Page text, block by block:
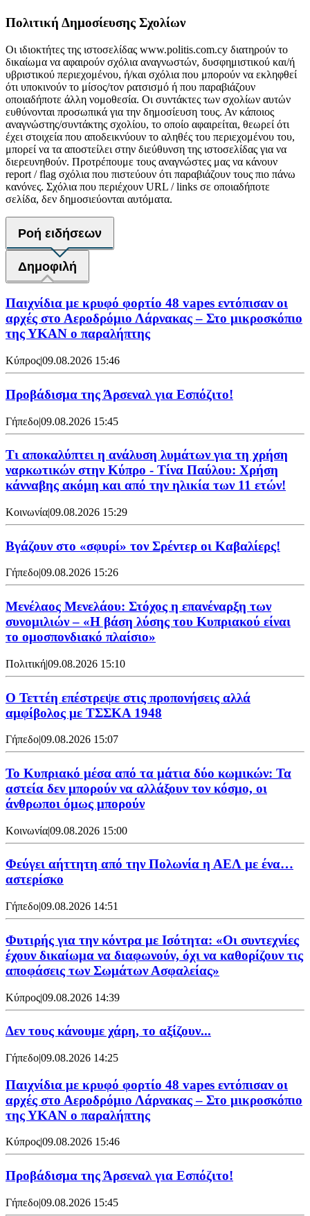
Πολιτική Δημοσίευσης Σχολίων
Οι ιδιοκτήτες της ιστοσελίδας www.politis.com.cy διατηρούν το
δικαίωμα να αφαιρούν σχόλια αναγνωστών, δυσφημιστικού και/ή
υβριστικού περιεχομένου, ή/και σχόλια που μπορούν να εκληφθεί
ότι υποκινούν το μίσος/τον ρατσισμό ή που παραβιάζουν
οποιαδήποτε άλλη νομοθεσία. Οι συντάκτες των σχολίων αυτών
ευθύνονται προσωπικά για την δημοσίευση τους. Αν κάποιος
αναγνώστης/συντάκτης σχολίου, το οποίο αφαιρείται, θεωρεί ότι
έχει στοιχεία που αποδεικνύουν το αληθές του περιεχομένου του,
μπορεί να τα αποστείλει στην διεύθυνση της ιστοσελίδας για να
διερευνηθούν. Προτρέπουμε τους αναγνώστες μας να κάνουν
report / flag σχόλια που πιστεύουν ότι παραβιάζουν τους πιο πάνω
κανόνες. Σχόλια που περιέχουν URL / links σε οποιαδήποτε
σελίδα, δεν δημοσιεύονται αυτόματα.
Ροή ειδήσεων
Δημοφιλή
Παιχνίδια με κρυφό φορτίο 48 vapes εντόπισαν οι
αρχές στο Αεροδρόμιο Λάρνακας – Στο μικροσκόπιο
της ΥΚΑΝ ο παραλήπτης
Κύπρος|09.08.2026 15:46
Προβάδισμα της Άρσεναλ για Εσπόζιτο!
Γήπεδο|09.08.2026 15:45
Τι αποκαλύπτει η ανάλυση λυμάτων για τη χρήση
ναρκωτικών στην Κύπρο - Τίνα Παύλου: Χρήση
κάνναβης ακόμη και από την ηλικία των 11 ετών!
Κοινωνία|09.08.2026 15:29
Bγάζουν στο «σφυρί» τον Σρέντερ οι Καβαλίερς!
Γήπεδο|09.08.2026 15:26
Μενέλαος Μενελάου: Στόχος η επανέναρξη των
συνομιλιών – «Η βάση λύσης του Κυπριακού είναι
το ομοσπονδιακό πλαίσιο»
Πολιτική|09.08.2026 15:10
Ο Τεττέη επέστρεψε στις προπονήσεις αλλά
αμφίβολος με ΤΣΣΚΑ 1948
Γήπεδο|09.08.2026 15:07
Το Κυπριακό μέσα από τα μάτια δύο κωμικών: Τα
αστεία δεν μπορούν να αλλάξουν τον κόσμο, οι
άνθρωποι όμως μπορούν
Κοινωνία|09.08.2026 15:00
Φεύγει αήττητη από την Πολωνία η ΑΕΛ με ένα…
αστερίσκο
Γήπεδο|09.08.2026 14:51
Φυτιρής για την κόντρα με Ισότητα: «Οι συντεχνίες
έχουν δικαίωμα να διαφωνούν, όχι να καθορίζουν τις
αποφάσεις των Σωμάτων Ασφαλείας»
Κύπρος|09.08.2026 14:39
Δεν τους κάνουμε χάρη, το αξίζουν...
Γήπεδο|09.08.2026 14:25
Παιχνίδια με κρυφό φορτίο 48 vapes εντόπισαν οι
αρχές στο Αεροδρόμιο Λάρνακας – Στο μικροσκόπιο
της ΥΚΑΝ ο παραλήπτης
Κύπρος|09.08.2026 15:46
Προβάδισμα της Άρσεναλ για Εσπόζιτο!
Γήπεδο|09.08.2026 15:45